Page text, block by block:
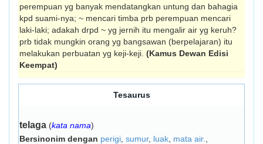
perempuan yg banyak mendatangkan untung dan bahagia
kpd suami-nya; ~ mencari timba prb perempuan mencari
laki-laki; adakah drpd ~ yg jernih itu mengalir air yg keruh?
prb tidak mungkin orang yg bangsawan (berpelajaran) itu
melakukan perbuatan yg keji-keji. (Kamus Dewan Edisi
Keempat)
Tesaurus
telaga (kata nama)
Bersinonim dengan perigi sumur, luak mata air.